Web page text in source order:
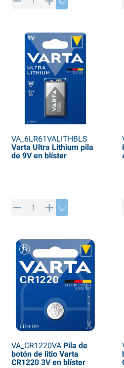
AL-KO
para invierno
invernales
VA_6LR61VALITHBLS
Varta Ultra Lithium pila
de 9V en blíster
VA_CR1220VAPila de
botón de litio Varta
CR1220 3V en blíster